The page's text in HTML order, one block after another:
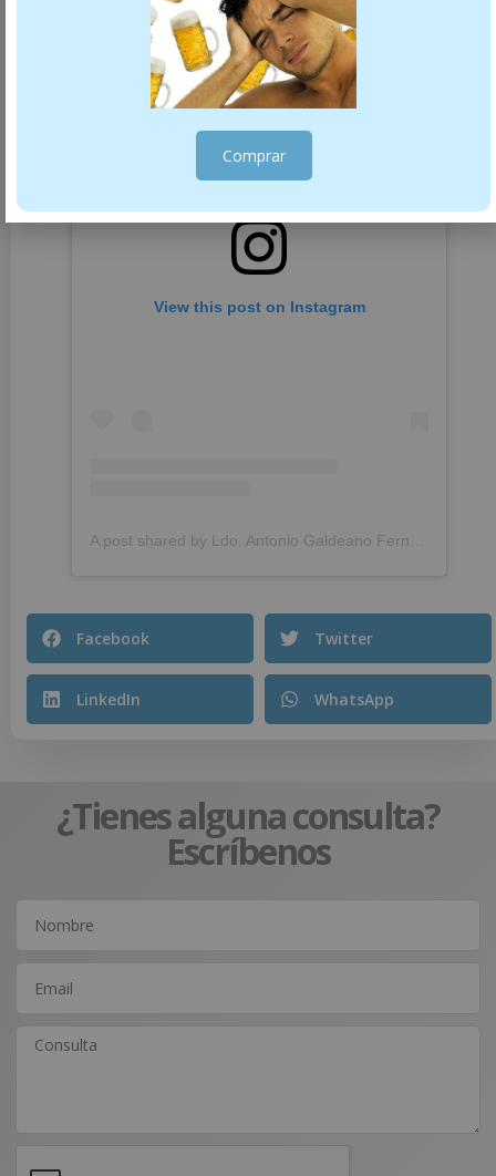
View this post on Instagram
A post shared by Ldo. Antonio Galdeano Fernández (@farmaciagaldeano)
Facebook Twitter
LinkedIn WhatsApp
¿Tienes alguna consulta?
Escríbenos
Comprar